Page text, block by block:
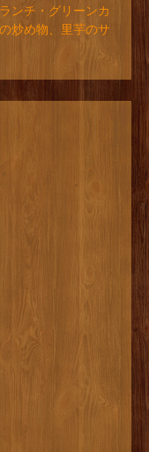
ンチ・グリーンカ
炒め物、里芋のサ